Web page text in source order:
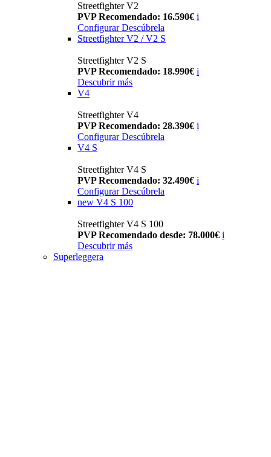
Streetfighter V2
PVP Recomendado: 16.590€ i
Configurar Descúbrela
Streetfighter V2 / V2 S
Streetfighter V2 S
PVP Recomendado: 18.990€ i
Descubrir más
V4
Streetfighter V4
PVP Recomendado: 28.390€ i
Configurar Descúbrela
V4 S
Streetfighter V4 S
PVP Recomendado: 32.490€ i
Configurar Descúbrela
new V4 S 100
Streetfighter V4 S 100
PVP Recomendado desde: 78.000€ i
Descubrir más
Superleggera